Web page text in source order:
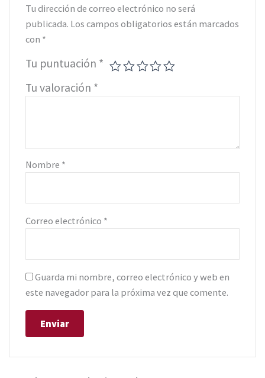
Tu dirección de correo electrónico no será
publicada. Los campos obligatorios están marcados
con *
Tu puntuación *
Tu valoración *
Nombre *
Correo electrónico *
Guarda mi nombre, correo electrónico y web en
este navegador para la próxima vez que comente.